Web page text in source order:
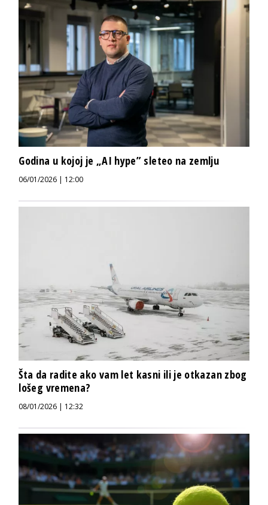
Godina u kojoj je „AI hype” sleteo na zemlju
06/01/2026 | 12:00
Šta da radite ako vam let kasni ili je otkazan zbog
lošeg vremena?
08/01/2026 | 12:32